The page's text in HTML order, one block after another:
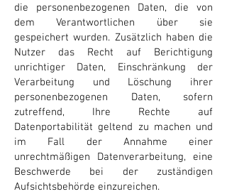
die personenbezogenen Daten, die von
dem Verantwortlichen über sie
gespeichert wurden. Zusätzlich haben die
Nutzer das Recht auf Berichtigung
unrichtiger Daten, Einschränkung der
Verarbeitung und Löschung ihrer
personenbezogenen Daten, sofern
zutreffend, Ihre Rechte auf
Datenportabilität geltend zu machen und
im Fall der Annahme einer
unrechtmäßigen Datenverarbeitung, eine
Beschwerde bei der zuständigen
Aufsichtsbehörde einzureichen.